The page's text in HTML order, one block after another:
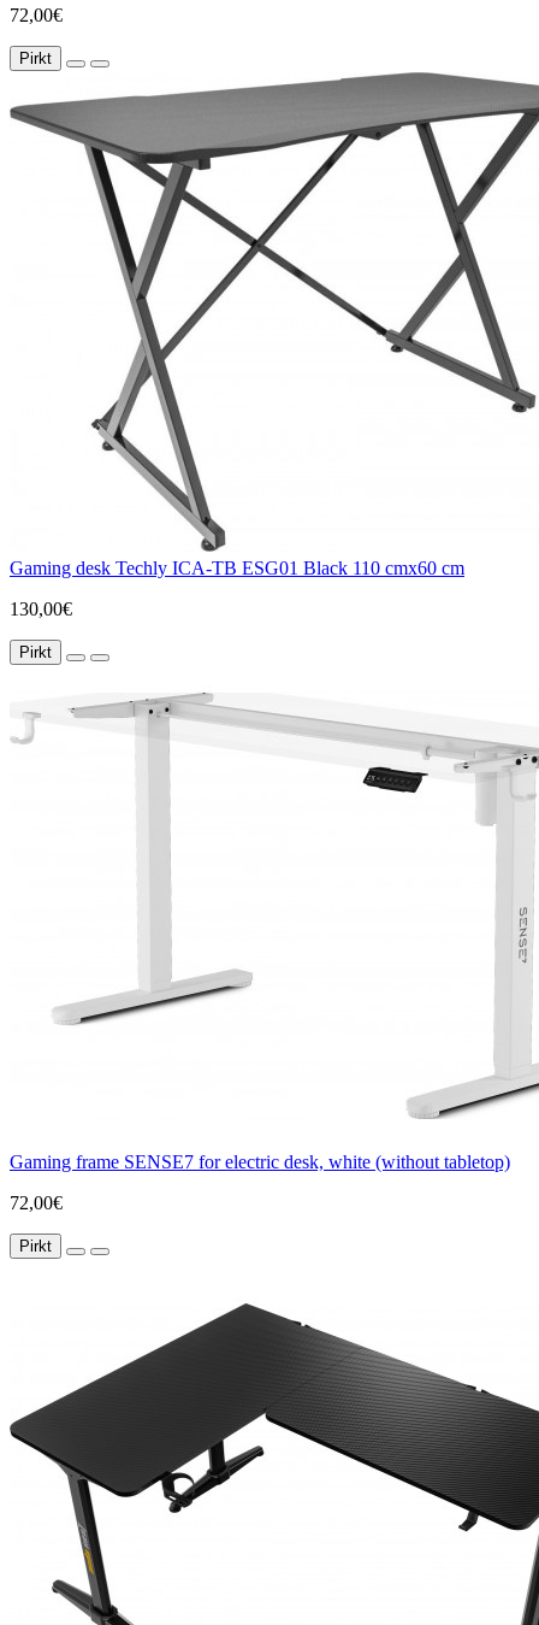
72,00€
Pirkt
Gaming desk Techly ICA-TB ESG01 Black 110 cmx60 cm
130,00€
Pirkt
Gaming frame SENSE7 for electric desk, white (without tabletop)
72,00€
Pirkt